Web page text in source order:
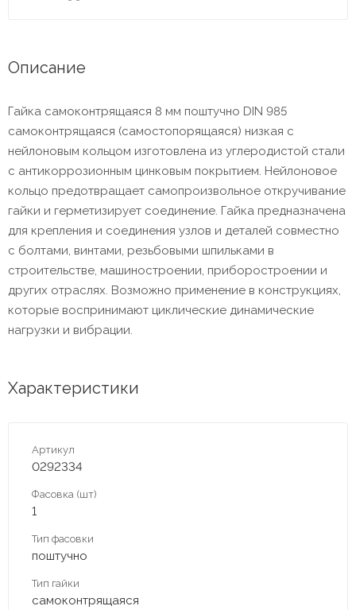
Описание
Гайка самоконтрящаяся 8 мм поштучно DIN 985
самоконтрящаяся (самостопорящаяся) низкая с
нейлоновым кольцом изготовлена из углеродистой стали
с антикоррозионным цинковым покрытием. Нейлоновое
кольцо предотвращает самопроизвольное откручивание
гайки и герметизирует соединение. Гайка предназначена
для крепления и соединения узлов и деталей совместно
с болтами, винтами, резьбовыми шпильками в
строительстве, машиностроении, приборостроении и
других отраслях. Возможно применение в конструкциях,
которые воспринимают циклические динамические
нагрузки и вибрации.
Характеристики
Артикул
0292334
Фасовка (шт)
1
Тип фасовки
поштучно
Тип гайки
самоконтрящаяся